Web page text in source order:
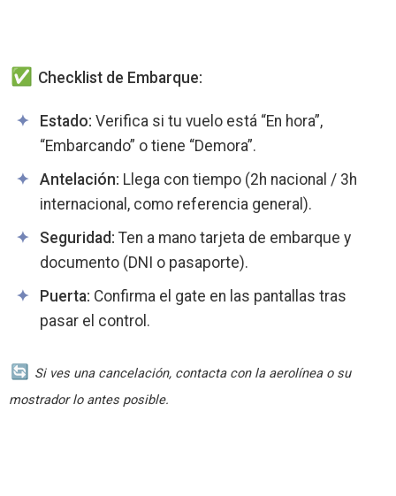
Checklist de Embarque:
Estado: Verifica si tu vuelo está “En hora”,
“Embarcando” o tiene “Demora”.
Antelación: Llega con tiempo (2h nacional / 3h
internacional, como referencia general).
Seguridad: Ten a mano tarjeta de embarque y
documento (DNI o pasaporte).
Puerta: Confirma el gate en las pantallas tras
pasar el control.
Si ves una cancelación, contacta con la aerolínea o su
mostrador lo antes posible.